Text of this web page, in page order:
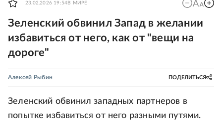
23.02.2026 19:54 В МИРЕ
Зеленский обвинил Запад в желании
избавиться от него, как от "вещи на
дороге"
Алексей Рыбин ПОДЕЛИТЬСЯ
Зеленский обвинил западных партнеров в
попытке избавиться от него разными путями.